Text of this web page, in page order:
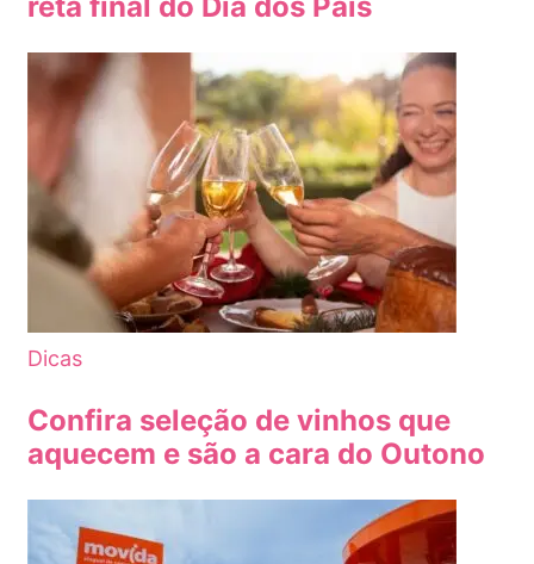
Dicas
Confira seleção de vinhos que
aquecem e são a cara do Outono